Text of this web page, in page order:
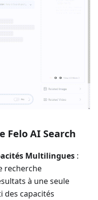
Felo AI Search
Multilingues :
recherche
à une seule
des capacités